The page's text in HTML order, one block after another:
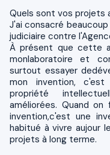
Quels sont vos projets
J'ai consacré
judiciaire contre
À présent que cette
monlaboratoire et
surtout essayer
mon invention,
propriété
améliorées. Quand
invention,c'est une
habitué à vivre aujour
projets à long terme.